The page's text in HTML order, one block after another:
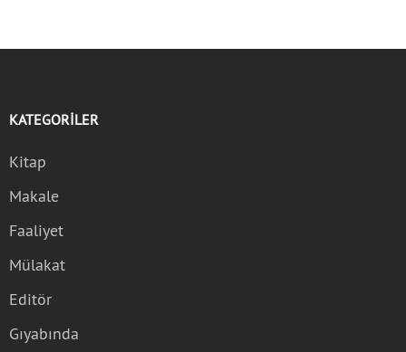
KATEGORİLER
Kitap
Makale
Faaliyet
Mülakat
Editör
Gıyabında